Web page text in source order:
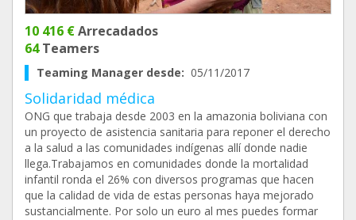
10 416 €Arrecadados
64Teamers
Teaming Manager desde: 05/11/2017
Solidaridad médica
ONG que trabaja desde 2003 en la amazonia boliviana con
un proyecto de asistencia sanitaria para reponer el derecho
a la salud a las comunidades indígenas allí donde nadie
llega.Trabajamos en comunidades donde la mortalidad
infantil ronda el 26% con diversos programas que hacen
que la calidad de vida de estas personas haya mejorado
sustancialmente. Por solo un euro al mes puedes formar